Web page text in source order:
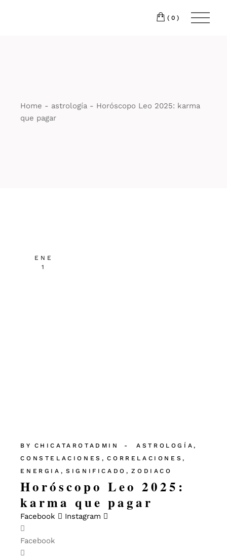
(0)
Home astrología
Horóscopo Leo 2025: karma
que pagar
ENE
1
BY CHICATAROTADMIN
ASTROLOGÍA
CONSTELACIONES
CORRELACIONES
ENERGIA
SIGNIFICADO ZODIACO
Horóscopo Leo 2025:
karma que pagar
Facebook Instagram
Facebook